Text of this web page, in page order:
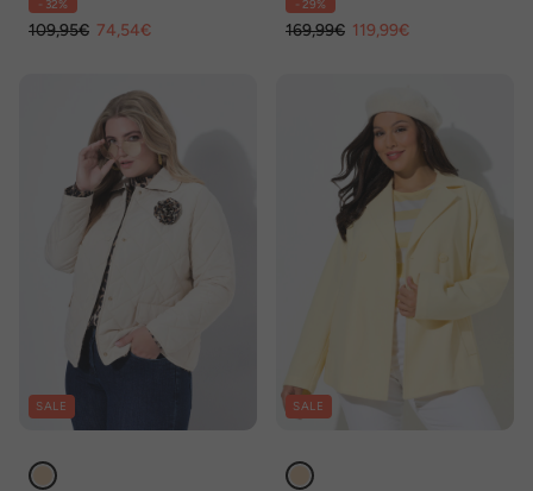
- 32%
109,95€ 74,54€
- 29%
169,99€ 119,99€
SALE SALE